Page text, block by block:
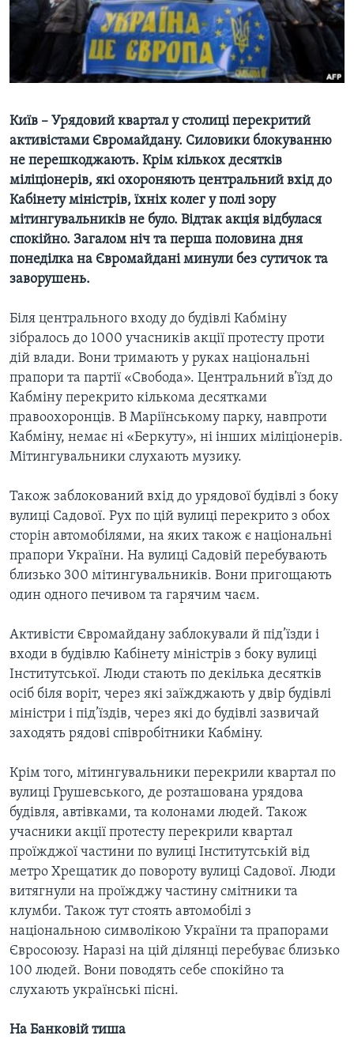
СУСПІЛЬСТВО
ЕКОНОМІКА
ІСТОРІЇ УСПІХУ УКРАЇНЦІВ
ТЕЛЕПРОГРАМИ
ЧАС-TIME
СТУДІЯ ВАШИНГТОН
ВІКНО В АМЕРИКУ
ПРАЙМ-ТАЙМ
ПОГЛЯД З ВАШИНГТОНА
МИ В СОЦМЕРЕЖАХ
Мови
Київ – Урядовий квартал у столиці перекритий
активістами Євромайдану. Силовики блокуванню
не перешкоджають. Крім кількох десятків
міліціонерів, які охороняють центральний вхід до
Кабінету міністрів, їхніх колег у полі зору
мітингувальників не було. Відтак акція відбулася
спокійно. Загалом ніч та перша половина дня
понеділка на Євромайдані минули без сутичок та
заворушень.
Біля центрального входу до будівлі Кабміну
зібралось до 1000 учасників акції протесту проти
дій влади. Вони тримають у руках національні
прапори та партії «Свобода». Центральний в’їзд до
Кабміну перекрито кількома десятками
правоохоронців. В Маріїнському парку, навпроти
Кабміну, немає ні «Беркуту», ні інших міліціонерів.
Мітингувальники слухають музику.
Також заблокований вхід до урядової будівлі з боку
вулиці Садової. Рух по цій вулиці перекрито з обох
сторін автомобілями, на яких також є національні
прапори України. На вулиці Садовій перебувають
близько 300 мітингувальників. Вони пригощають
один одного печивом та гарячим чаєм.
Активісти Євромайдану заблокували й під’їзди і
входи в будівлю Кабінету міністрів з боку вулиці
Інститутської. Люди стають по декілька десятків
осіб біля воріт, через які заїжджають у двір будівлі
міністри і під’їздів, через які до будівлі зазвичай
заходять рядові співробітники Кабміну.
Крім того, мітингувальники перекрили квартал по
вулиці Грушевського, де розташована урядова
будівля, автівками, та колонами людей. Також
учасники акції протесту перекрили квартал
проїжджої частини по вулиці Інститутській від
метро Хрещатик до повороту вулиці Садової. Люди
витягнули на проїжджу частину смітники та
клумби. Також тут стоять автомобілі з
національною символікою України та прапорами
Євросоюзу. Наразі на цій ділянці перебуває близько
100 людей. Вони поводять себе спокійно та
слухають українські пісні.
На Банковій тиша